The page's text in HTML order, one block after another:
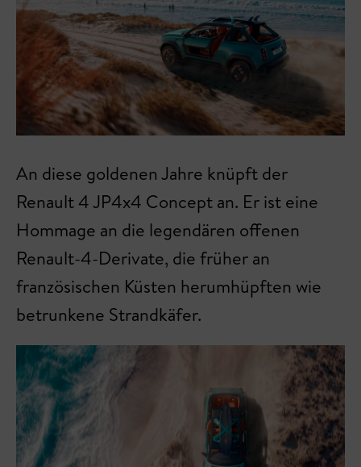
An diese goldenen Jahre knüpft der
Renault 4 JP4x4 Concept an. Er ist eine
Hommage an die legendären offenen
Renault-4-Derivate, die früher an
französischen Küsten herumhüpften wie
betrunkene Strandkäfer.